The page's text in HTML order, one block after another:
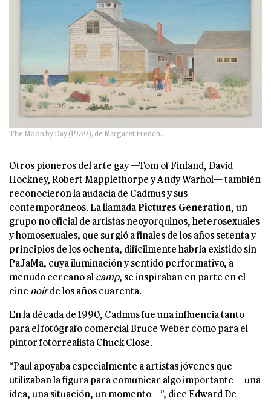
The Moon by Day (1939), de Margaret French.
Otros pioneros del arte gay —Tom of Finland, David
Hockney, Robert Mapplethorpe y Andy Warhol— también
reconocieron la audacia de Cadmus y sus
contemporáneos. La llamada Pictures Generation, un
grupo no oficial de artistas neoyorquinos, heterosexuales
y homosexuales, que surgió a finales de los años setenta y
principios de los ochenta, difícilmente habría existido sin
PaJaMa, cuya iluminación y sentido performativo, a
menudo cercano al camp, se inspiraban en parte en el
cine noirde los años cuarenta.
En la década de 1990, Cadmus fue una influencia tanto
para el fotógrafo comercial Bruce Weber como para el
pintor fotorrealista Chuck Close.
“Paul apoyaba especialmente a artistas jóvenes que
utilizaban la figura para comunicar algo importante —una
idea, una situación, un momento—”, dice Edward De